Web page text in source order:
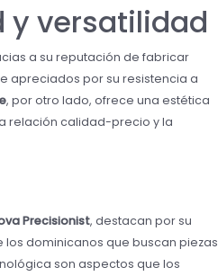
y versatilidad
a su reputación de fabricar
apreciados por su resistencia a
, por otro lado, ofrece una estética
relación calidad-precio y la
Precisionist, destacan por su
dominicanos que buscan piezas
son aspectos que los